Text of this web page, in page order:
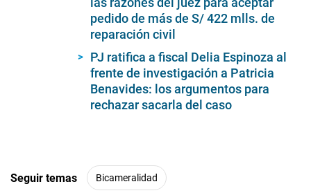
pedido de más de S/ 422 mlls. de
reparación civil
PJ ratifica a fiscal Delia Espinoza al
frente de investigación a Patricia
Benavides: los argumentos para
rechazar sacarla del caso
Seguir temas Bicameralidad